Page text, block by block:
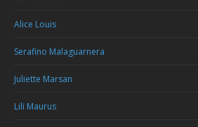
Alice Louis
Serafino Malaguarnera
Juliette Marsan
Lili Maurus